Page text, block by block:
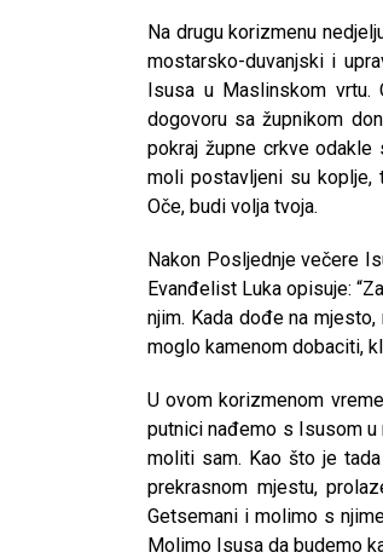
Na drugu korizmenu
mostarsko-duvanjski i
Isusa u Maslinskom
dogovoru sa župnikom
pokraj župne crkve
moli postavljeni su koplje,
Oče, budi volja tvoja.
Nakon Posljednje večere
Evanđelist Luka opisuje:
njim. Kada dođe na
moglo kamenom dobaciti,
U ovom korizmenom
putnici nađemo s Isusom
moliti sam. Kao što je
prekrasnom mjestu,
Getsemani i molimo s
Molimo Isusa da budemo